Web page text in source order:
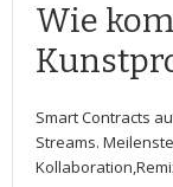
Wie
Smart‌ Contracts
Streams.